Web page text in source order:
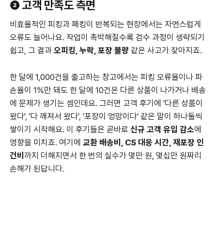
❷ 고객 만족도 측면
비효율적인 피킹과 패킹이 반복되는 현장에서는 자연스럽게
오류도 늘어나요. 작업이 촉박해질수록 검수 과정이 생략되기
쉽고, 그 결과 오피킹, 누락, 포장 불량 같은 사고가 잦아지죠.
한 달에 1,000건을 출고하는 창고에서는 피킹 오류율이나 파
손율이 1%만 돼도 한 달에 10건은 다른 상품이 나가거나 배송
에 문제가 생기는 셈인데요. 그러면 고객 후기에 '다른 상품이
왔다', '다 깨져서 왔다', '포장이 엉망이다' 같은 말이 하나둘씩
쌓이기 시작해요. 이 후기들은 곧바로 신규 고객 유입 감소에
영향을 미치죠. 여기에 교환 배송비, CS 대응 시간, 재포장 인
건비 까지 더해지면서 한 번의 실수가 몇만 원, 몇십만 원짜리
손해가 된답니다.